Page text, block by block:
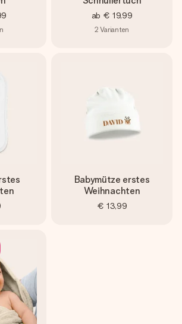
ab € 19,99
2 Varianten
Babymütze erstes
Weihnachten
€ 13,99